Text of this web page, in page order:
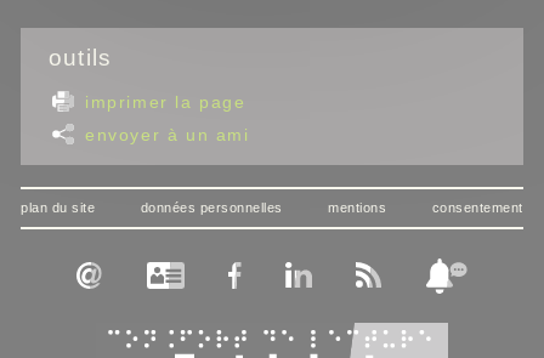
outils
imprimer la page
envoyer à un ami
plan du site données personnelles mentions consentement